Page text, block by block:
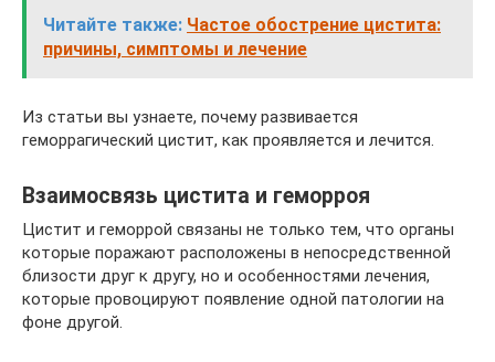
Читайте также: Частое обострение цистита:
причины, симптомы и лечение
Из статьи вы узнаете, почему развивается
геморрагический цистит, как проявляется и лечится.
Взаимосвязь цистита и геморроя
Цистит и геморрой связаны не только тем, что органы
которые поражают расположены в непосредственной
близости друг к другу, но и особенностями лечения,
которые провоцируют появление одной патологии на
фоне другой.